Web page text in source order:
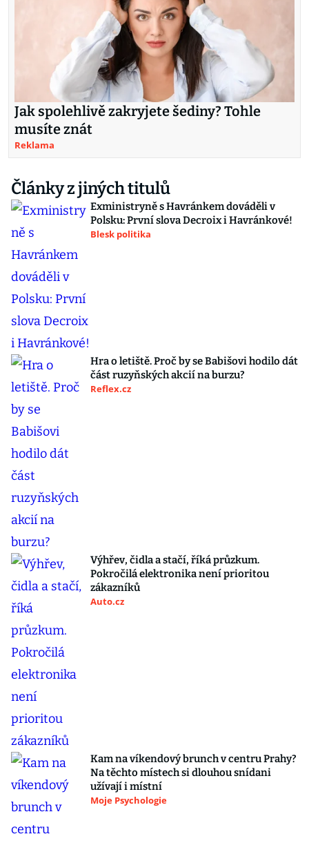
Jak spolehlivě zakryjete šediny? Tohle
musíte znát
Reklama
Články z jiných titulů
Exministryně s Havránkem dováděli v
Polsku: První slova Decroix i Havránkové!
Blesk politika
Hra o letiště. Proč by se Babišovi hodilo dát
část ruzyňských akcií na burzu?
Reflex.cz
Výhřev, čidla a stačí, říká průzkum.
Pokročilá elektronika není prioritou
zákazníků
Auto.cz
Kam na víkendový brunch v centru Prahy?
Na těchto místech si dlouhou snídani
užívají i místní
Moje Psychologie